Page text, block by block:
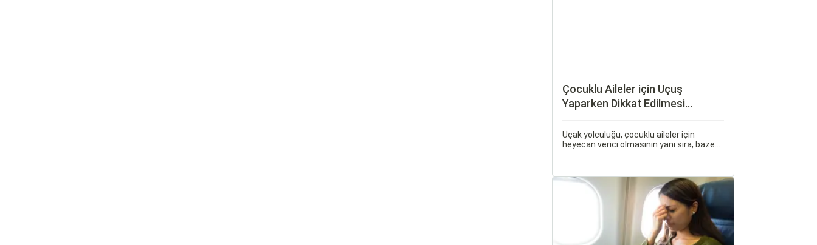
Çocuklu Aileler için Uçuş
Yaparken Dikkat Edilmesi
Uçak yolculuğu, çocuklu aileler için
heyecan verici olmasının yanı sıra, bazen
hale getirebilirsiniz.